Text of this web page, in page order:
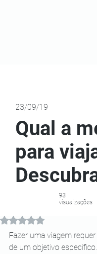
Avaliado com NaN de 5
Fazer uma viagem
de um objetivo específico.
93
visualizações
Qual a
para
23/09/19